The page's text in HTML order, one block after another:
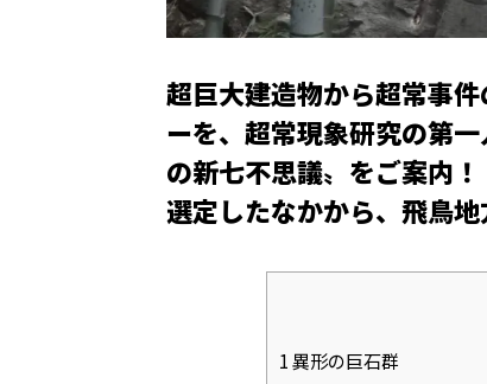
超巨大建造物から超常事
ーを、超常現象研究の第
の新七不思議〟をご案内
選定したなかから、飛鳥地
1異形の巨石群